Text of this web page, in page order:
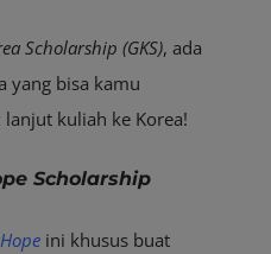
Scholarship (GKS), ada
yang bisa kamu
kuliah ke Korea!
Scholarship
ini khusus buat